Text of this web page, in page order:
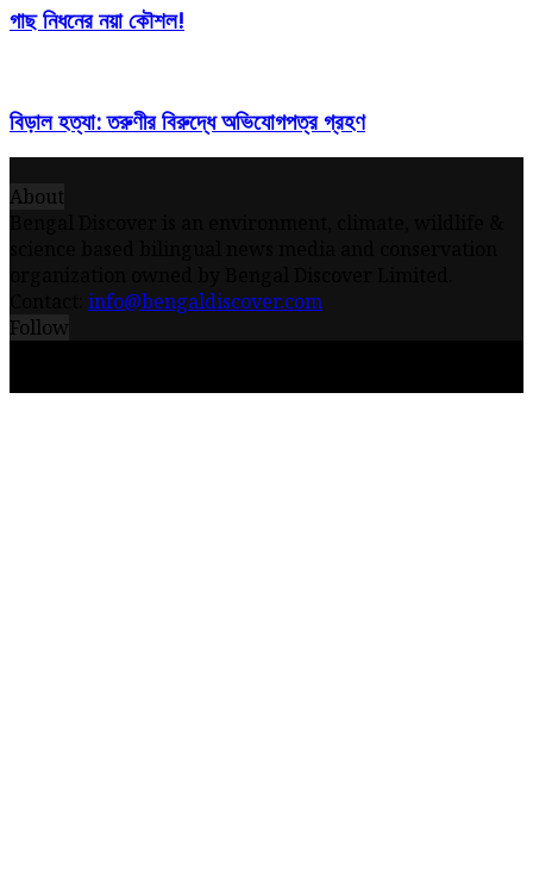
গাছ নিধনের নয়া কৌশল!
বিড়াল হত্যা: তরুণীর বিরুদ্ধে অভিযোগপত্র গ্রহণ
About
info@bengaldiscover.com
Follow